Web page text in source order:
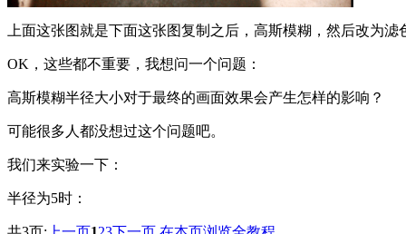
上面这张图就是下面这张图复制之后，高斯模糊，然后改为滤
OK，这些都不重要，我想问一个问题：
高斯模糊半径大小对于最终的画面效果会产生怎样的影响？
可能很多人都没想过这个问题吧。
我们来实验一下：
半径为5时：